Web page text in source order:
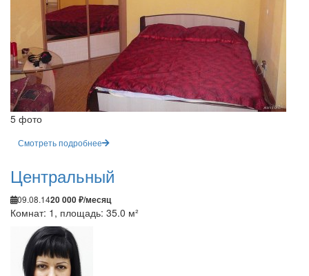
5 фото
Смотреть подробнее
Центральный
09.08.1420 000 ₽/месяц
Комнат: 1, площадь: 35.0 м²